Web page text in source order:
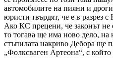
автомобилите на пияни и
юристи твърдят, че е в разрез с
Ако КС прецени, че законът не
то тогава ще има ново дело, на
стъпилата накриво Дебора ще
„Фолксваген Артеона“, с